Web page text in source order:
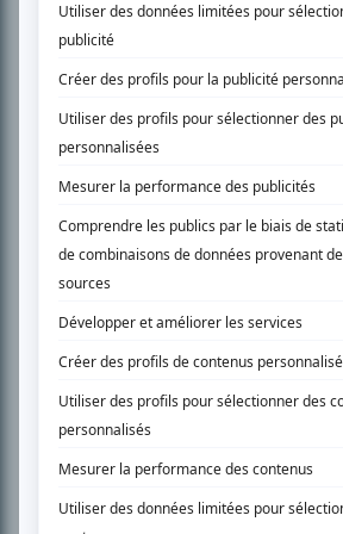
SUR LE RÉSEAU BIZZ MÉDIA
PLAN DU SITE
Accueil
Liste des oeuvres
Recherche avancée
À propos
Nous contacter
Termes et conditions
Politique de confidentialité
Gestion du consentement